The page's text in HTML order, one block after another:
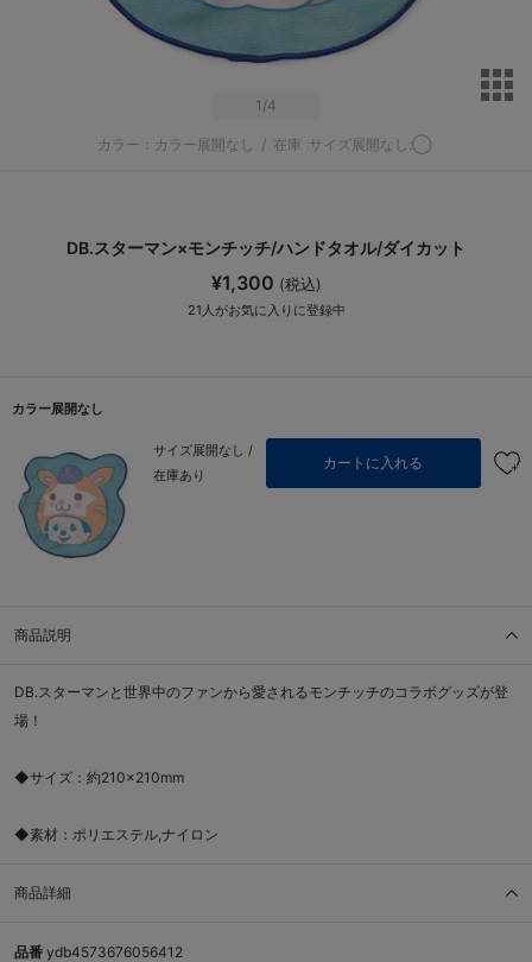
1 /4
カラー：カラー展開なし / 在庫 サイズ展開なし:◯
DB.スターマン×モンチッチ/ハンドタオル/ダイカット
¥1,300 (税込)
21 人がお気に入りに登録中
カラー展開なし
サイズ展開なし /
在庫あり
カートに入れる
商品説明
DB.スターマンと世界中のファンから愛されるモンチッチのコラボグッズが登
場！
◆サイズ：約210×210mm
◆素材：ポリエステル,ナイロン
商品詳細
品番 ydb4573676056412